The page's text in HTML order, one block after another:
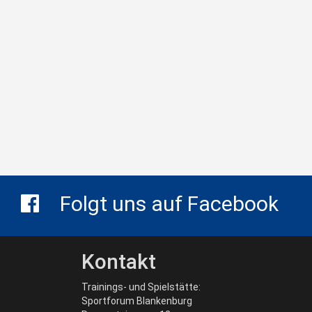
Folgt uns auf Facebook
Kontakt
Trainings- und Spielstätte:
Sportforum Blankenburg